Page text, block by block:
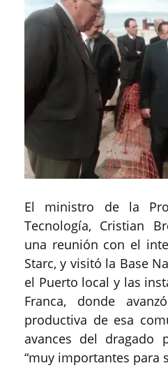
El ministro de la
Tecnología, Cristian
una reunión con el
Starc, y visitó la Base
el Puerto local y las
Franca, donde
productiva de esa
avances del dragado
“muy importantes para